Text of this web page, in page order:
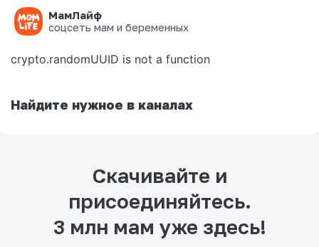
МамЛайф
соцсеть мам и беременных
Ошибка на странице
crypto.randomUUID is not a function
Найдите нужное в каналах
Скачивайте и
присоединяйтесь.
3 млн мам уже здесь!